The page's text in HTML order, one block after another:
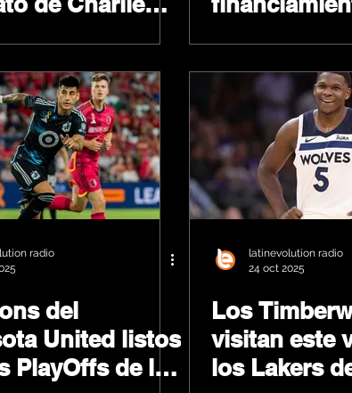
en el estado
radio
del
United listos
PlayOffs de la
latinevolution radio
24 oct 2025
Los
visitan este
los Lakers